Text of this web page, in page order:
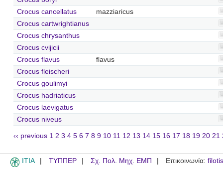
Crocus cancellatus
mazziaricus
Crocus cartwrightianus
Crocus chrysanthus
Crocus cvijicii
Crocus flavus
flavus
Crocus fleischeri
Crocus goulimyi
Crocus hadriaticus
Crocus laevigatus
Crocus niveus
‹‹ previous 1 2 3 4 5 6 7 8 9 10 11 12 13 14 15 16 17 18 19 20 21
ITIA ΤΥΠΠΕΡ Σχ. Πολ. Μηχ. ΕΜΠ Επικοινωνία: